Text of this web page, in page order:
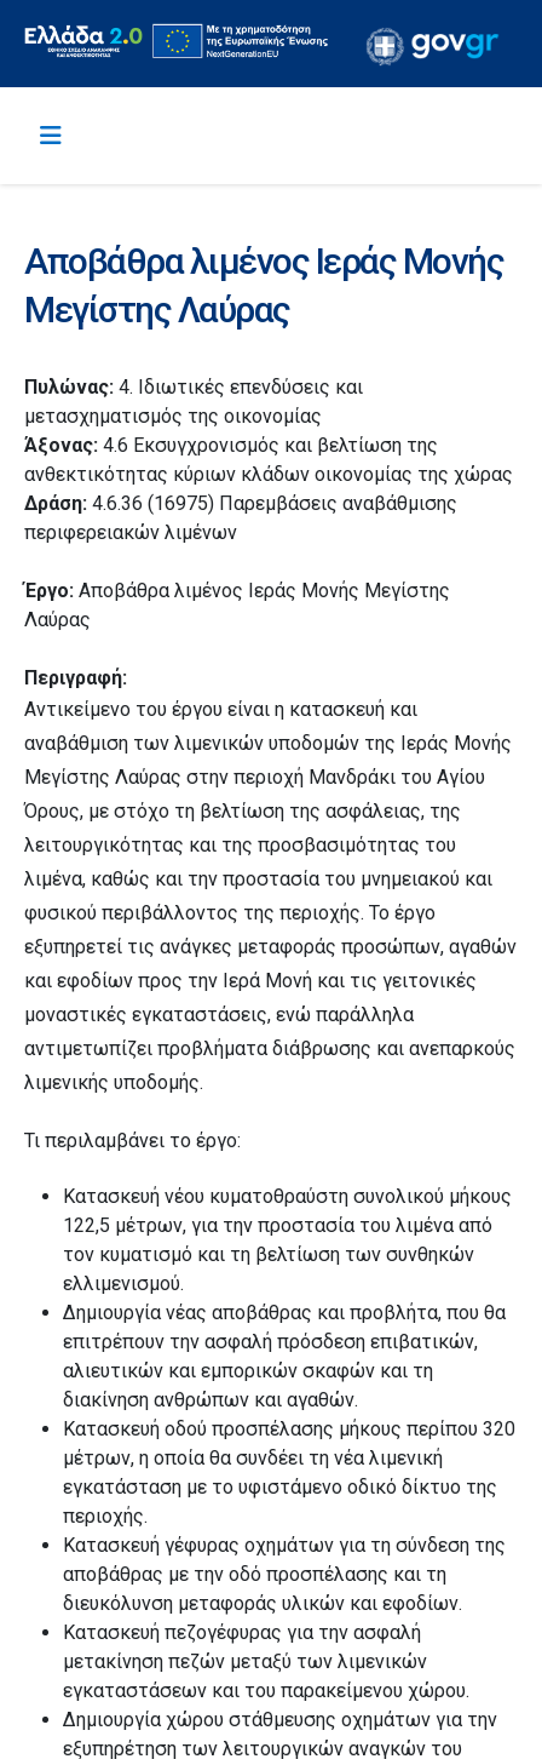
Αποβάθρα λιμένος Ιεράς Μονής
Μεγίστης Λαύρας
Πυλώνας: 4. Ιδιωτικές επενδύσεις και
μετασχηματισμός της οικονομίας
Άξονας: 4.6 Εκσυγχρονισμός και βελτίωση της
ανθεκτικότητας κύριων κλάδων οικονομίας της χώρας
Δράση: 4.6.36 (16975) Παρεμβάσεις αναβάθμισης
περιφερειακών λιμένων
Έργο: Αποβάθρα λιμένος Ιεράς Μονής Μεγίστης
Λαύρας
Περιγραφή:
Αντικείμενο του έργου είναι η κατασκευή και
αναβάθμιση των λιμενικών υποδομών της Ιεράς Μονής
Μεγίστης Λαύρας στην περιοχή Μανδράκι του Αγίου
Όρους, με στόχο τη βελτίωση της ασφάλειας, της
λειτουργικότητας και της προσβασιμότητας του
λιμένα, καθώς και την προστασία του μνημειακού και
φυσικού περιβάλλοντος της περιοχής. Το έργο
εξυπηρετεί τις ανάγκες μεταφοράς προσώπων, αγαθών
και εφοδίων προς την Ιερά Μονή και τις γειτονικές
μοναστικές εγκαταστάσεις, ενώ παράλληλα
αντιμετωπίζει προβλήματα διάβρωσης και ανεπαρκούς
λιμενικής υποδομής.
Τι περιλαμβάνει το έργο:
Κατασκευή νέου κυματοθραύστη συνολικού μήκους
122,5 μέτρων, για την προστασία του λιμένα από
τον κυματισμό και τη βελτίωση των συνθηκών
ελλιμενισμού.
Δημιουργία νέας αποβάθρας και προβλήτα, που θα
επιτρέπουν την ασφαλή πρόσδεση επιβατικών,
αλιευτικών και εμπορικών σκαφών και τη
διακίνηση ανθρώπων και αγαθών.
Κατασκευή οδού προσπέλασης μήκους περίπου 320
μέτρων, η οποία θα συνδέει τη νέα λιμενική
εγκατάσταση με το υφιστάμενο οδικό δίκτυο της
περιοχής.
Κατασκευή γέφυρας οχημάτων για τη σύνδεση της
αποβάθρας με την οδό προσπέλασης και τη
διευκόλυνση μεταφοράς υλικών και εφοδίων.
Κατασκευή πεζογέφυρας για την ασφαλή
μετακίνηση πεζών μεταξύ των λιμενικών
εγκαταστάσεων και του παρακείμενου χώρου.
Δημιουργία χώρου στάθμευσης οχημάτων για την
εξυπηρέτηση των λειτουργικών αναγκών του